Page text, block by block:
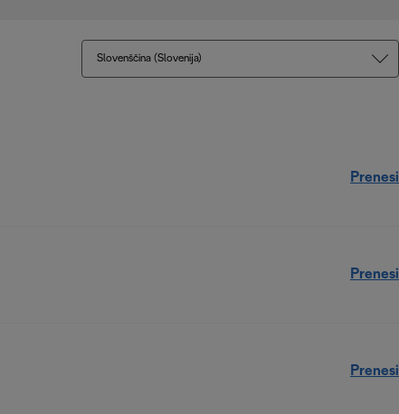
Slovenščina (Slovenija)
Prenesi
Prenesi
Prenesi